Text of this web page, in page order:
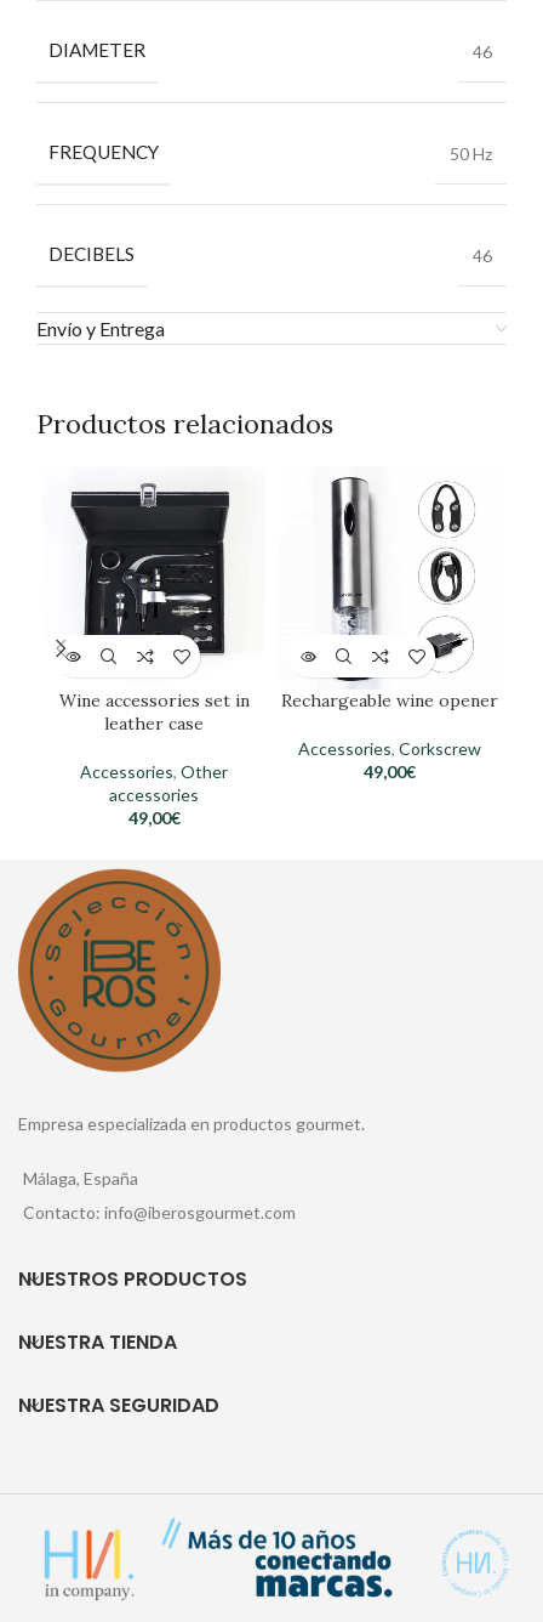
DIAMETER 46
FREQUENCY 50 Hz
DECIBELS 46
Envío y Entrega
Productos relacionados
Wine accessories set in
leather case
Accessories, Other
accessories
49,00€
Rechargeable wine opener
Accessories, Corkscrew
49,00€
Empresa especializada en productos gourmet.
Málaga, España
Contacto: info@iberosgourmet.com
NUESTROS PRODUCTOS
NUESTRA TIENDA
NUESTRA SEGURIDAD